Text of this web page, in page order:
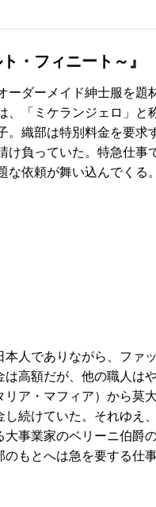
・フィニート～』
ーダーメイド紳士服を題
、「ミケランジェロ」と
。織部は特別料金を要求
け負っていた。特急仕事
な依頼が舞い込んでくる。
人でありながら、ファ
高額だが、他の職人は
ア・マフィア）から莫
し続けていた。それゆえ
事業家のベリーニ伯爵
もとへは急を要する仕